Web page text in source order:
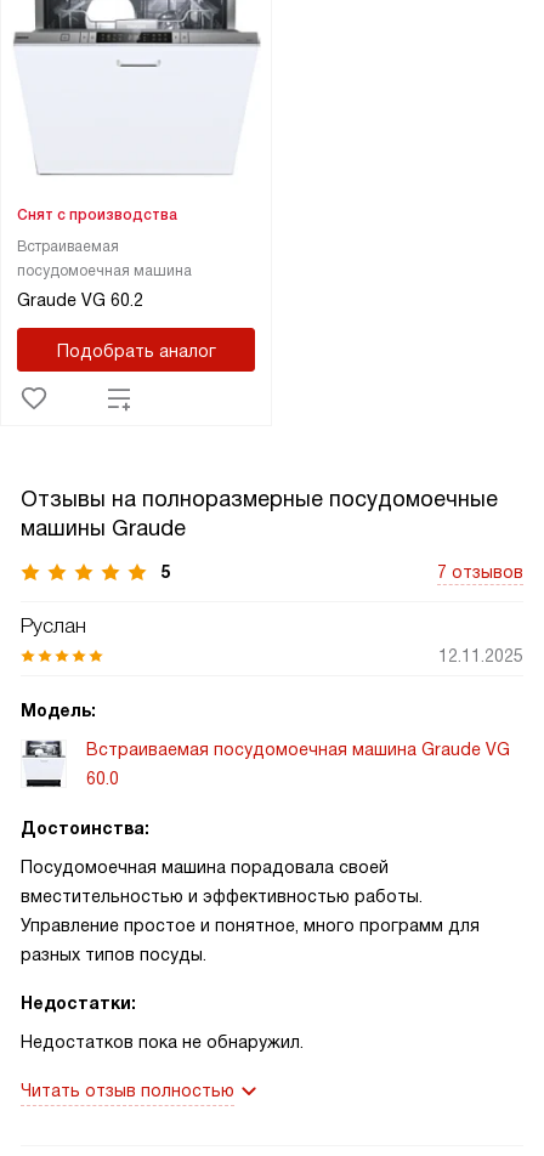
Встраиваемая
посудомоечная машина
Graude VG 60.2
Снят с производства
Подобрать аналог
Отзывы на полноразмерные посудомоечные
машины Graude
5 7 отзывов
Руслан
12.11.2025
Модель:
Встраиваемая посудомоечная машина Graude VG
60.0
Достоинства:
Посудомоечная машина порадовала своей
вместительностью и эффективностью работы.
Управление простое и понятное, много программ для
разных типов посуды.
Недостатки:
Недостатков пока не обнаружил.
Читать отзыв полностью